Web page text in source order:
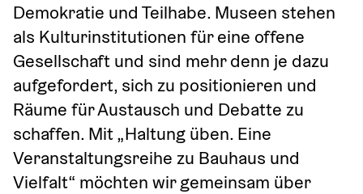
Demokratie und Teilhabe. Museen stehen
als Kulturinstitutionen für eine offene
Gesellschaft und sind mehr denn je dazu
aufgefordert, sich zu positionieren und
Räume für Austausch und Debatte zu
schaffen. Mit „Haltung üben. Eine
Veranstaltungsreihe zu Bauhaus und
Vielfalt“ möchten wir gemeinsam über